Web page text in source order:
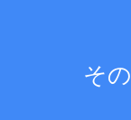
そ